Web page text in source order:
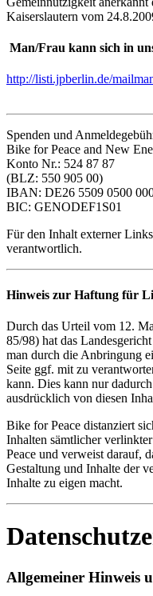
Kaiserslautern vom
Man/Frau kann sich in
http://listi.jpberlin.de/
Spenden und
Bike for Peace and New
Konto Nr.: 524 87 87
(BLZ: 550 905 00)
IBAN: DE26 5509 0500
BIC: GENODEF1S01
Für den Inhalt externer
verantwortlich.
Hinweis zur Haftung für
Durch das Urteil vom 12.
85/98) hat das
man durch die Anbringung
Seite ggf. mit zu
kann. Dies kann nur
ausdrücklich von diesen
Bike for Peace distanziert
Inhalten sämtlicher
Peace und verweist darauf,
Gestaltung und Inhalte der
Inhalte zu eigen macht.
Allgemeiner Hinweis